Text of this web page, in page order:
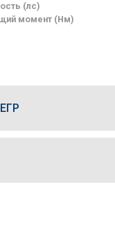
(лс)
момент (Нм)